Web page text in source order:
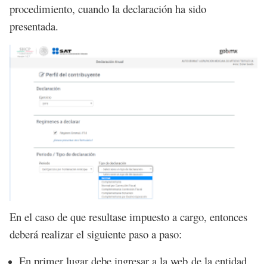
procedimiento, cuando la declaración ha sido
presentada.
En el caso de que resultase impuesto a cargo, entonces
deberá realizar el siguiente paso a paso:
En primer lugar debe ingresar a la web de la entidad